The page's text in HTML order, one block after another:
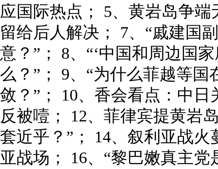
应国际热点； 5、黄岩岛争
留给后人解决； 7、“戚建国
意？”； 8、“‘中国和周边国
么？”； 9、“为什么菲越等
敛？”； 10、香会看点：中
反被噎； 12、菲律宾提黄岩
套近乎？”； 14、叙利亚战
亚战场； 16、“黎巴嫩真主